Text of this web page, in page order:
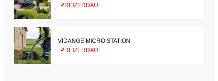
PRÉIZERDAUL
VIDANGE MICRO STATION
PRÉIZERDAUL